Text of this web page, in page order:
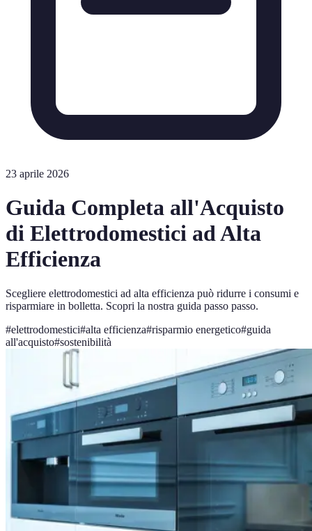
23 aprile 2026
Guida Completa all'Acquisto
di Elettrodomestici ad Alta
Efficienza
Scegliere elettrodomestici ad alta efficienza può ridurre i consumi e
risparmiare in bolletta. Scopri la nostra guida passo passo.
#elettrodomestici#alta efficienza#risparmio energetico#guida
all'acquisto#sostenibilità